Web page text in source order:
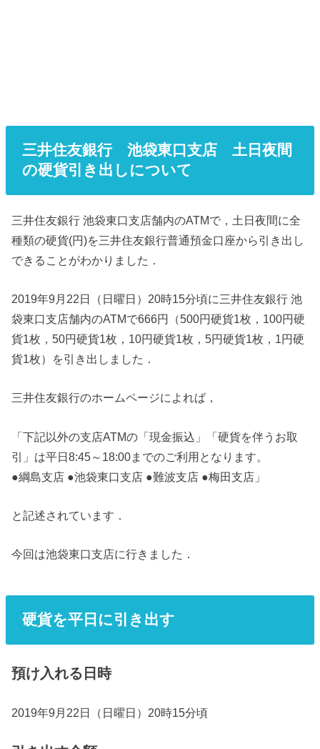
三井住友銀行 池袋東口支店 土日夜間
の硬貨引き出しについて
三井住友銀行 池袋東口支店舗内のATMで，土日夜間に全
種類の硬貨(円)を三井住友銀行普通預金口座から引き出し
できることがわかりました．
2019年9月22日（日曜日）20時15分頃に三井住友銀行 池
袋東口支店舗内のATMで666円（500円硬貨1枚，100円硬
貨1枚，50円硬貨1枚，10円硬貨1枚，5円硬貨1枚，1円硬
貨1枚）を引き出しました．
三井住友銀行のホームページによれば，
「下記以外の支店ATMの「現金振込」「硬貨を伴うお取
引」は平日8:45～18:00までのご利用となります。
●綱島支店 ●池袋東口支店 ●難波支店 ●梅田支店」
と記述されています．
今回は池袋東口支店に行きました．
硬貨を平日に引き出す
預け入れる日時
2019年9月22日（日曜日）20時15分頃